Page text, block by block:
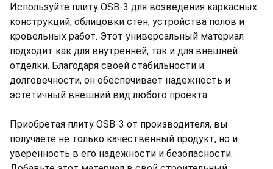
Используйте плиту OSB-3 для возведения каркасных
конструкций, облицовки стен, устройства полов и
кровельных работ. Этот универсальный материал
подходит как для внутренней, так и для внешней
отделки. Благодаря своей стабильности и
долговечности, он обеспечивает надежность и
эстетичный внешний вид любого проекта.
Приобретая плиту OSB-3 от производителя, вы
получаете не только качественный продукт, но и
уверенность в его надежности и безопасности.